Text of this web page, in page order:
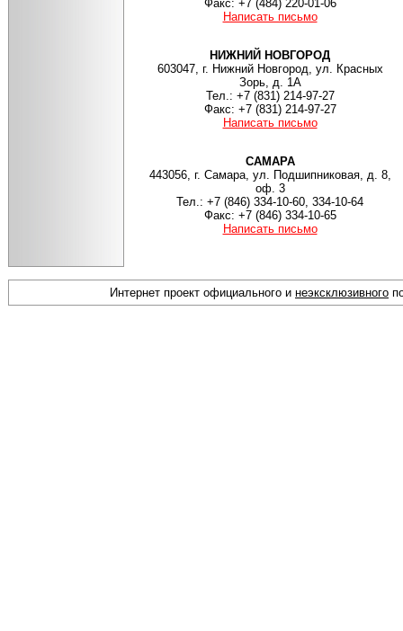
Факс: +7 (484) 220-01-06
Написать письмо
НИЖНИЙ НОВГОРОД
603047, г. Нижний Новгород, ул. Красных
Зорь, д. 1А
Тел.: +7 (831) 214-97-27
Факс: +7 (831) 214-97-27
Написать письмо
САМАРА
443056, г. Самара, ул. Подшипниковая, д. 8,
оф. 3
Тел.: +7 (846) 334-10-60, 334-10-64
Факс: +7 (846) 334-10-65
Написать письмо
Интернет проект официального и неэксклюзивного